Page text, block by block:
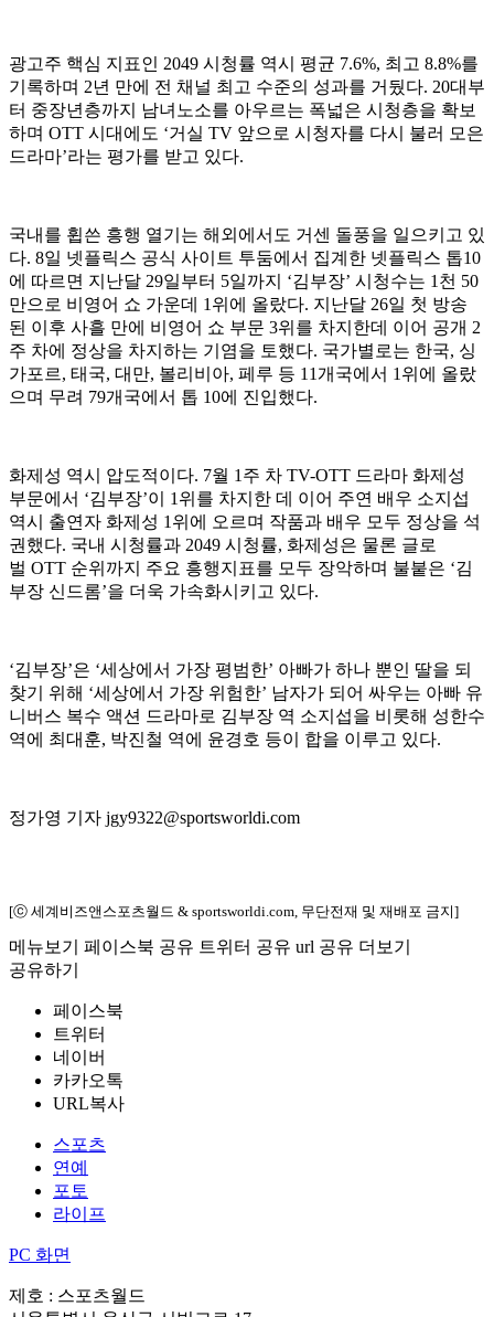
광고주 핵심 지표인 2049 시청률 역시 평균 7.6%, 최고 8.8%를
기록하며 2년 만에 전 채널 최고 수준의 성과를 거뒀다. 20대부
터 중장년층까지 남녀노소를 아우르는 폭넓은 시청층을 확보
하며 OTT 시대에도 ‘거실 TV 앞으로 시청자를 다시 불러 모은
드라마’라는 평가를 받고 있다.
국내를 휩쓴 흥행 열기는 해외에서도 거센 돌풍을 일으키고 있
다. 8일 넷플릭스 공식 사이트 투둠에서 집계한 넷플릭스 톱10
에 따르면 지난달 29일부터 5일까지 ‘김부장’ 시청수는 1천 50
만으로 비영어 쇼 가운데 1위에 올랐다. 지난달 26일 첫 방송
된 이후 사흘 만에 비영어 쇼 부문 3위를 차지한데 이어 공개 2
주 차에 정상을 차지하는 기염을 토했다. 국가별로는 한국, 싱
가포르, 태국, 대만, 볼리비아, 페루 등 11개국에서 1위에 올랐
으며 무려 79개국에서 톱 10에 진입했다.
화제성 역시 압도적이다. 7월 1주 차 TV-OTT 드라마 화제성
부문에서 ‘김부장’이 1위를 차지한 데 이어 주연 배우 소지섭
역시 출연자 화제성 1위에 오르며 작품과 배우 모두 정상을 석
권했다. 국내 시청률과 2049 시청률, 화제성은 물론 글로
벌 OTT 순위까지 주요 흥행지표를 모두 장악하며 불붙은 ‘김
부장 신드롬’을 더욱 가속화시키고 있다.
‘김부장’은 ‘세상에서 가장 평범한’ 아빠가 하나 뿐인 딸을 되
찾기 위해 ‘세상에서 가장 위험한’ 남자가 되어 싸우는 아빠 유
니버스 복수 액션 드라마로 김부장 역 소지섭을 비롯해 성한수
역에 최대훈, 박진철 역에 윤경호 등이 합을 이루고 있다.
정가영 기자 jgy9322@sportsworldi.com
[ⓒ 세계비즈앤스포츠월드 & sportsworldi.com, 무단전재 및 재배포 금지]
메뉴보기 페이스북 공유 트위터 공유 url 공유 더보기
공유하기
페이스북
트위터
네이버
카카오톡
URL복사
스포츠
연예
포토
라이프
PC 화면
제호 : 스포츠월드